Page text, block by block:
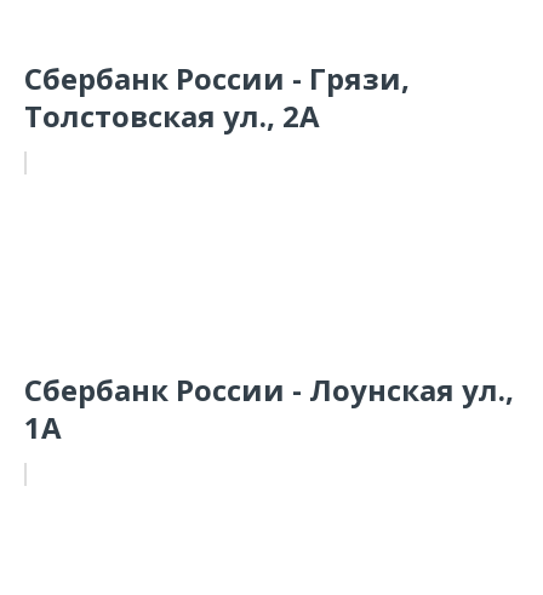
Сбербанк России - Грязи,
Толстовская ул., 2А
Сбербанк России - Лоунская ул.,
1А